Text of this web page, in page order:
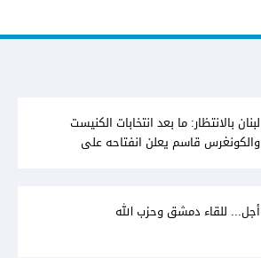
لبنان بالانتظار: ما بعد انتخابات الكنيست
والكونغرس قاسم يعلن انفتاحه على
أجل... للقاء دمشق وحزب الله